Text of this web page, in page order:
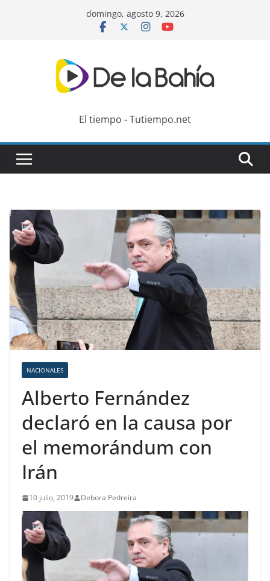
domingo, agosto 9, 2026
El tiempo - Tutiempo.net
NACIONALES
Alberto Fernández
declaró en la causa por
el memorándum con
Irán
10 julio, 2019 Debora Pedreira